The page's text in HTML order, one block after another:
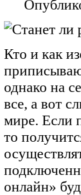
Кто и как
однако на
все, а вот
мире. Если
то
онлайн»